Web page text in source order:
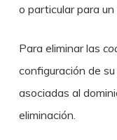
o particular para
Para eliminar las
configuración de
asociadas al
eliminación.